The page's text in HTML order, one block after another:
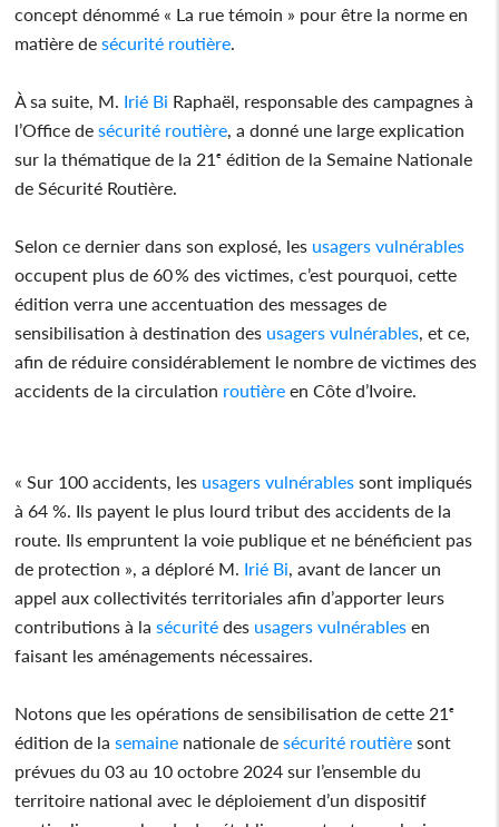
concept dénommé « La rue témoin » pour être la norme en
matière desécurité routière
À sa suite, M. Irié Bi Raphaël, responsable des campagnes à
l’Office desécurité routière , a donné une large explication
sur la thématique de la 21ᵉ édition de la Semaine Nationale
de Sécurité Routière.
Selon ce dernier dans son explosé, les usagers vulnérables
occupent plus de 60 % des victimes, c’est pourquoi, cette
édition verra une accentuation des messages de
sensibilisation à destination des usagers vulnérables , et ce,
afin de réduire considérablement le nombre de victimes des
accidents de la circulation routière en Côte d’Ivoire.
« Sur 100 accidents, les usagers vulnérables sont impliqués
à 64 %. Ils payent le plus lourd tribut des accidents de la
route. Ils empruntent la voie publique et ne bénéficient pas
de protection », a déploré M. Irié Bi , avant de lancer un
appel aux collectivités territoriales afin d’apporter leurs
contributions à lasécurité des usagers vulnérables en
faisant les aménagements nécessaires.
Notons que les opérations de sensibilisation de cette 21ᵉ
édition de lasemaine nationale desécurité routière sont
prévues du 03 au 10 octobre 2024 sur l’ensemble du
territoire national avec le déploiement d’un dispositif